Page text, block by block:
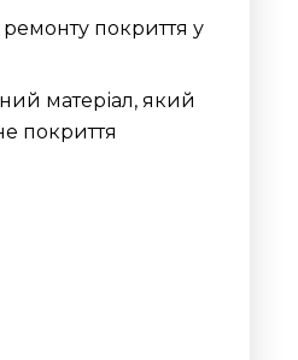
покриття у
матеріал, який
покриття